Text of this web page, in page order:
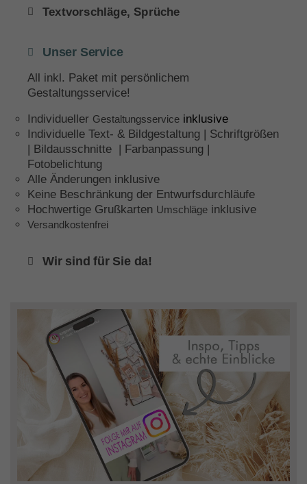
Textvorschläge, Sprüche
Unser Service
All inkl. Paket mit persönlichem
Gestaltungsservice!
Individueller Gestaltungsservice inklusive
Individuelle Text- & Bildgestaltung | Schriftgrößen
| Bildausschnitte | Farbanpassung |
Fotobelichtung
Alle Änderungen inklusive
Keine Beschränkung der Entwurfsdurchläufe
Hochwertige Grußkarten Umschläge inklusive
Versandkostenfrei
Wir sind für Sie da!